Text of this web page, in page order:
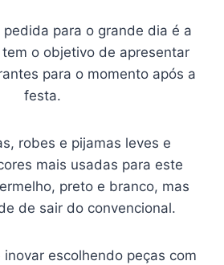
para o grande dia é a
o objetivo de apresentar
para o momento após a
festa.
robes e pijamas leves e
mais usadas para este
preto e branco, mas
de sair do convencional.
escolhendo peças com